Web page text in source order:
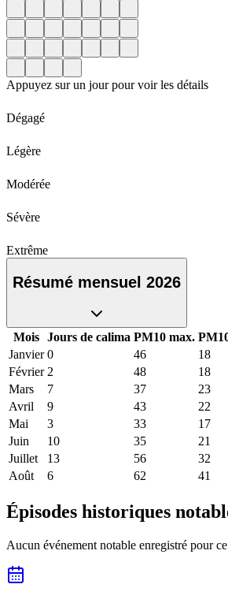
Appuyez sur un jour pour voir les détails
Dégagé
Légère
Modérée
Sévère
Extrême
Résumé mensuel 2026
Mois Jours de calima PM10 max.
Janvier 0 46 18
Février 2 48 18
Mars
7 37 23
Avril
9 43 22
Mai
3 33 17
Juin
10 35 21
Juillet
13 56 32
Août
6 62 41
Épisodes historiques
Aucun événement notable enregistré pour